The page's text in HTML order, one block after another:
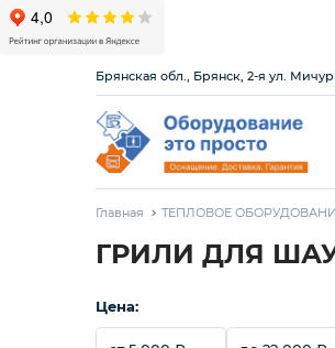
Брянская обл., Брянск, 2-я ул.
БАРНОЕ
Главная ТЕПЛОВОЕ
ГРИЛИ ДЛЯ
Цена: